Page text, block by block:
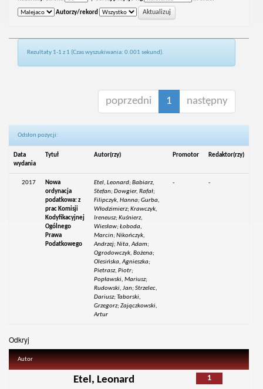
Autorzy/rekord
Rezultaty 1-1 z 1 (Czas wyszukiwania: 0.001 sekund).
poprzedni 1 następny
Odsłon pozycji:
Data
wydania
Tytuł Autor(rzy) Promotor Redaktor(rzy)
2017
Nowa
ordynacja
podatkowa: z
prac Komisji
Kodyfikacyjnej
Ogólnego
Prawa
Podatkowego
Etel, Leonard; Babiarz,
Stefan; Dowgier, Rafał;
Filipczyk, Hanna; Gurba,
Włodzimierz; Krawczyk,
Ireneusz; Kuśnierz,
Wiesław; Łoboda,
Marcin; Nikończyk,
Andrzej; Nita, Adam;
Ogrodowczyk, Bożena;
Olesińska, Agnieszka;
Pietrasz, Piotr;
Popławski, Mariusz;
Rudowski, Jan; Strzelec,
Dariusz; Taborski,
Grzegorz; Zajączkowski,
Artur
- -
Odkryj
Autor
1
Etel, Leonard